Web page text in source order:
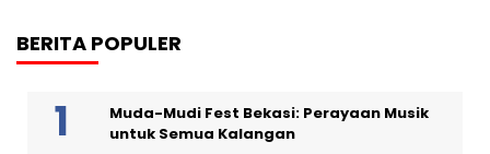
BERITA POPULER
Muda-Mudi Fest Bekasi: Perayaan Musik
untuk Semua Kalangan